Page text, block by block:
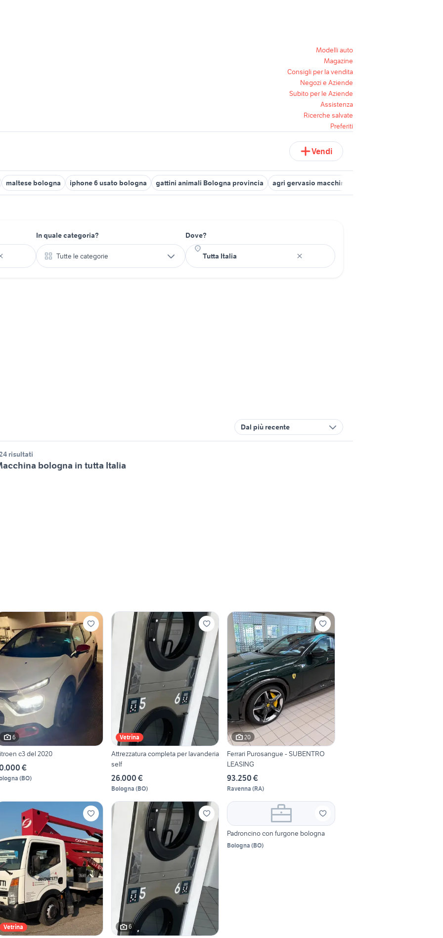
Modelli auto
Magazine
Consigli per la vendita
Negozi e Aziende
Subito per le Aziende
Assistenza
Ricerche salvate
Preferiti
Vendi
maltese bologna iphone 6 usato bologna gattini animali Bologna provincia agri gervasio macchine agricole
In quale categoria?
Tutte le categorie
Dove?
Dal più recente
risultati
bologna in tutta Italia
6
c3 del 2020
€
(BO)
Vetrina
Attrezzatura completa per lavanderia
self
26.000 €
Bologna (BO)
20
Ferrari Purosangue - SUBENTRO
LEASING
93.250 €
Ravenna (RA)
Vetrina 6
Padroncino con furgone bologna
Bologna (BO)